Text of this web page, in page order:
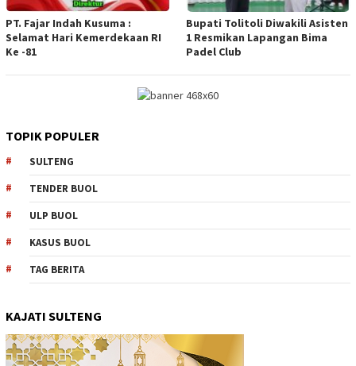
PT. Fajar Indah Kusuma :
Selamat Hari Kemerdekaan RI
Ke -81
Bupati Tolitoli Diwakili Asisten
1 Resmikan Lapangan Bima
Padel Club
TOPIK POPULER
SULTENG
TENDER BUOL
ULP BUOL
KASUS BUOL
TAG BERITA
KAJATI SULTENG